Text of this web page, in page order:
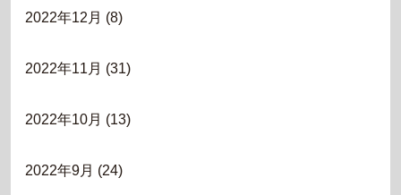
2022年12月 (8)
2022年11月 (31)
2022年10月 (13)
2022年9月 (24)